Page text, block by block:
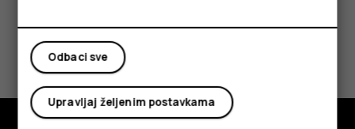
Da li vam je ovo bilo korisno?
Da Ne
Odbaci sve
Upravljaj željenim postavkama